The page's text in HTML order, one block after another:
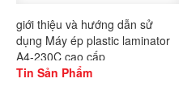
giới thiệu và hướng dẫn sử
dụng Máy ép plastic laminator
A4-230C cao cấp
Tin Sản Phẩm